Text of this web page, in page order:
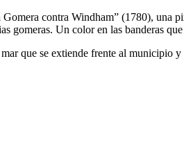
contra Windham” (1780),
gomeras. Un color en las banderas
que se extiende frente al municipio